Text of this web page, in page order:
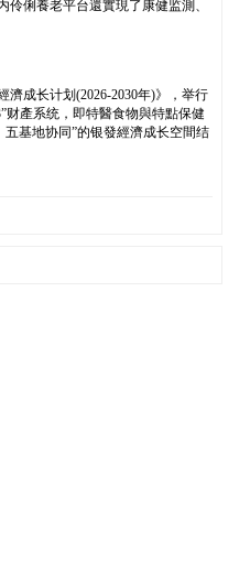
俐養老平台還實現了康健监測、
成长计划(2026-2030年)》，举行
财產系统，即特醫食物與特點保健
基地协同”的银發經濟成长空間结